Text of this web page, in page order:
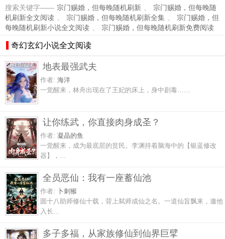
搜索关键字—— 宗门赐婚，但每晚随机刷新 、
宗门赐婚，但每晚随
机刷新全文阅读 、 宗门赐婚，但每晚随机刷新全集 、
宗门赐婚，但
每晚随机刷新小说全文阅读 、 宗门赐婚，但每晚随机刷新免费阅读
奇幻玄幻小说全文阅读
地表最强武夫
作者: 海洋
一觉醒来，林舟出现在了王妃的床上，身中剧毒……
让你练武，你直接肉身成圣？
作者: 凝晶的鱼
一觉醒来，成为最底层的贫民。李渊持着脑海中的【银蓝修改
器】，...
全员恶仙：我有一座蓄仙池
作者:
卜刺猴
圆十八助师修仙十载，背上弑师成仙之名。一道仙旨飘来，邀他
入长...
多子多福，从家族修仙到仙界巨擘